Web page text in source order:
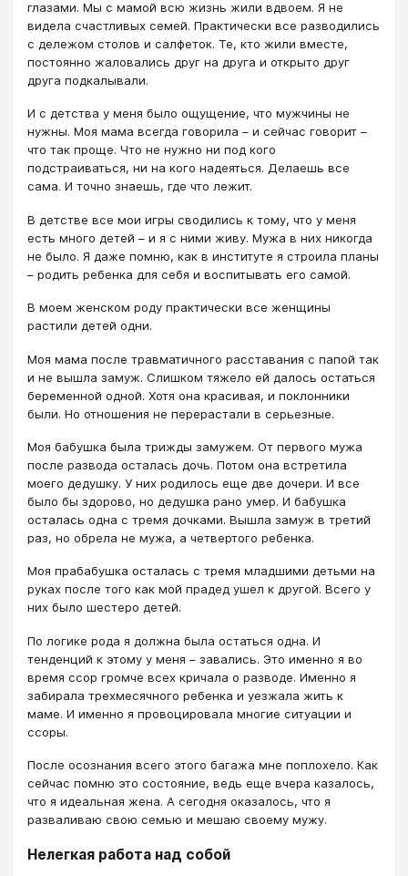
глазами. Мы с мамой всю жизнь жили вдвоем. Я не
видела счастливых семей. Практически все разводились
с дележом столов и салфеток. Те, кто жили вместе,
постоянно жаловались друг на друга и открыто друг
друга подкалывали.
И с детства у меня было ощущение, что мужчины не
нужны. Моя мама всегда говорила – и сейчас говорит –
что так проще. Что не нужно ни под кого
подстраиваться, ни на кого надеяться. Делаешь все
сама. И точно знаешь, где что лежит.
В детстве все мои игры сводились к тому, что у меня
есть много детей – и я с ними живу. Мужа в них никогда
не было. Я даже помню, как в институте я строила планы
– родить ребенка для себя и воспитывать его самой.
В моем женском роду практически все женщины
растили детей одни.
Моя мама после травматичного расставания с папой так
и не вышла замуж. Слишком тяжело ей далось остаться
беременной одной. Хотя она красивая, и поклонники
были. Но отношения не перерастали в серьезные.
Моя бабушка была трижды замужем. От первого мужа
после развода осталась дочь. Потом она встретила
моего дедушку. У них родилось еще две дочери. И все
было бы здорово, но дедушка рано умер. И бабушка
осталась одна с тремя дочками. Вышла замуж в третий
раз, но обрела не мужа, а четвертого ребенка.
Моя прабабушка осталась с тремя младшими детьми на
руках после того как мой прадед ушел к другой. Всего у
них было шестеро детей.
По логике рода я должна была остаться одна. И
тенденций к этому у меня – завались. Это именно я во
время ссор громче всех кричала о разводе. Именно я
забирала трехмесячного ребенка и уезжала жить к
маме. И именно я провоцировала многие ситуации и
ссоры.
После осознания всего этого багажа мне поплохело. Как
сейчас помню это состояние, ведь еще вчера казалось,
что я идеальная жена. А сегодня оказалось, что я
разваливаю свою семью и мешаю своему мужу.
Нелегкая работа над собой